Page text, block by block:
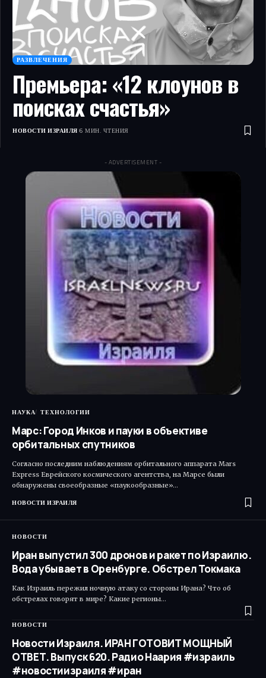
РАЗВЛЕЧЕНИЯ
Премьера: «12 клоунов в
поисках счастья»
НОВОСТИ ИЗРАИЛЯ 6 МИН. ЧТЕНИЯ
- ADVERTISEMENT -
НАУКА ТЕХНОЛОГИИ
Марс: Город Инков и пауки в объективе
орбитальных спутников
Согласно последним наблюдениям орбитального аппарата Mars
Express Еврейского космического агентства, на Марсе были
обнаружены своеобразные «паукообразные»…
НОВОСТИ ИЗРАИЛЯ
НОВОСТИ
Иран выпустил 300 дронов и ракет по Израилю.
Вода убывает в Оренбурге. Обстрел Токмака
Как Израиль пережил ночную атаку со стороны Ирана? Что об
обстрелах говорят в мире? Какие регионы…
НОВОСТИ
Новости Израиля. ИРАН ГОТОВИТ МОЩНЫЙ
ОТВЕТ. Выпуск 620. Радио Наария #израиль
#новостиизраиля #иран